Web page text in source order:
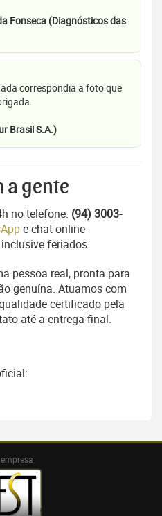
Fonseca (Diagnósticos das
correspondia a foto que
Brasil S.A.)
a gente
no telefone: (94) 3003-
e chat online
feriados.
pessoa real, pronta para
genuína. Atuamos com
certificado pela
até a entrega final.